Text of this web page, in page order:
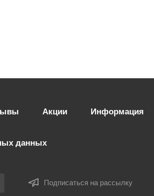
Акции Информация
данных
Подписаться на рассылку